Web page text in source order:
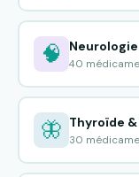
🧠 40
🦋 Thyroïde
30